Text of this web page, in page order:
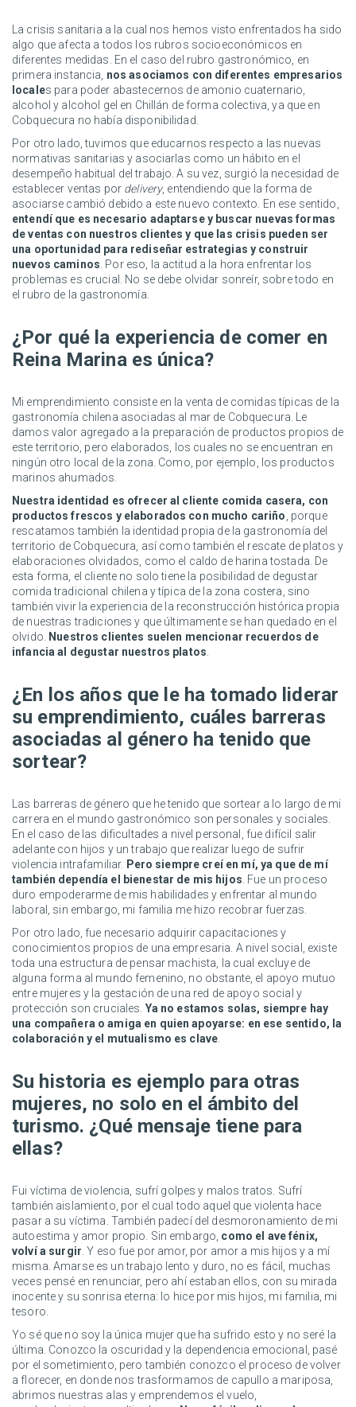
La crisis sanitaria a la cual nos hemos visto enfrentados ha sido
algo que afecta a todos los rubros socioeconómicos en
diferentes medidas. En el caso del rubro gastronómico, en
primera instancia, nos asociamos con diferentes empresarios
locales para poder abastecernos de amonio cuaternario,
alcohol y alcohol gel en Chillán de forma colectiva, ya que en
Cobquecura no había disponibilidad.
Por otro lado, tuvimos que educarnos respecto a las nuevas
normativas sanitarias y asociarlas como un hábito en el
desempeño habitual del trabajo. A su vez, surgió la necesidad de
establecer ventas por delivery, entendiendo que la forma de
asociarse cambió debido a este nuevo contexto. En ese sentido,
entendí que es necesario adaptarse y buscar nuevas formas
de ventas con nuestros clientes y que las crisis pueden ser
una oportunidad para rediseñar estrategias y construir
nuevos caminos . Por eso, la actitud a la hora enfrentar los
problemas es crucial. No se debe olvidar sonreír, sobre todo en
el rubro de la gastronomía.
¿Por qué la experiencia de comer en
Reina Marina es única?
Mi emprendimiento consiste en la venta de comidas típicas de la
gastronomía chilena asociadas al mar de Cobquecura. Le
damos valor agregado a la preparación de productos propios de
este territorio, pero elaborados, los cuales no se encuentran en
ningún otro local de la zona. Como, por ejemplo, los productos
marinos ahumados.
Nuestra identidad es ofrecer al cliente comida casera, con
productos frescos y elaborados con mucho cariño , porque
rescatamos también la identidad propia de la gastronomía del
territorio de Cobquecura, así como también el rescate de platos y
elaboraciones olvidados, como el caldo de harina tostada. De
esta forma, el cliente no solo tiene la posibilidad de degustar
comida tradicional chilena y típica de la zona costera, sino
también vivir la experiencia de la reconstrucción histórica propia
de nuestras tradiciones y que últimamente se han quedado en el
olvido.
Nuestros clientes suelen mencionar recuerdos de
infancia al degustar nuestros platos
¿En los años que le ha tomado liderar
su emprendimiento, cuáles barreras
asociadas al género ha tenido que
sortear?
Las barreras de género que he tenido que sortear a lo largo de mi
carrera en el mundo gastronómico son personales y sociales.
En el caso de las dificultades a nivel personal, fue difícil salir
adelante con hijos y un trabajo que realizar luego de sufrir
violencia intrafamiliar. Pero siempre creí en mí, ya que de mí
también dependía el bienestar de mis hijos . Fue un proceso
duro empoderarme de mis habilidades y enfrentar al mundo
laboral, sin embargo, mi familia me hizo recobrar fuerzas.
Por otro lado, fue necesario adquirir capacitaciones y
conocimientos propios de una empresaria. A nivel social, existe
toda una estructura de pensar machista, la cual excluye de
alguna forma al mundo femenino, no obstante, el apoyo mutuo
entre mujeres y la gestación de una red de apoyo social y
protección son cruciales. Ya no estamos solas, siempre hay
una compañera o amiga en quien apoyarse: en ese sentido, la
colaboración y el mutualismo es clave
Su historia es ejemplo para otras
mujeres, no solo en el ámbito del
turismo. ¿Qué mensaje tiene para
ellas?
Fui víctima de violencia, sufrí golpes y malos tratos. Sufrí
también aislamiento, por el cual todo aquel que violenta hace
pasar a su víctima. También padecí del desmoronamiento de mi
autoestima y amor propio. Sin embargo, como el ave fénix,
volví a surgir . Y eso fue por amor, por amor a mis hijos y a mí
misma. Amarse es un trabajo lento y duro, no es fácil, muchas
veces pensé en renunciar, pero ahí estaban ellos, con su mirada
inocente y su sonrisa eterna: lo hice por mis hijos, mi familia, mi
tesoro.
Yo sé que no soy la única mujer que ha sufrido esto y no seré la
última. Conozco la oscuridad y la dependencia emocional, pasé
por el sometimiento, pero también conozco el proceso de volver
a florecer, en donde nos trasformamos de capullo a mariposa,
abrimos nuestras alas y emprendemos el vuelo,